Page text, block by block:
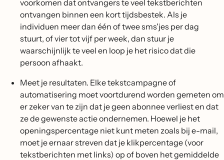
voorkomen dat ontvangers te veel tekstberichten
ontvangen binnen een kort tijdsbestek. Als je
individuen meer dan één of twee sms'jes per dag
stuurt, of vier tot vijf per week, dan stuur je
waarschijnlijk te veel en loop je het risico dat die
persoon afhaakt.
Meet je resultaten. Elke tekstcampagne of
automatisering moet voortdurend worden gemeten om
er zeker van te zijn dat je geen abonnee verliest en dat
ze de gewenste actie ondernemen. Hoewel je het
openingspercentage niet kunt meten zoals bij e-mail,
moet je ernaar streven dat je klikpercentage (voor
tekstberichten met links) op of boven het gemiddelde